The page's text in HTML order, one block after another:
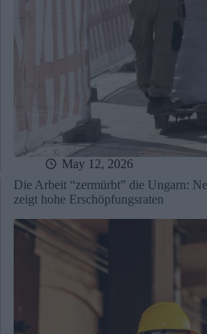
May 12, 2026
Die Arbeit “zermürbt” die Ungarn:
zeigt hohe Erschöpfungsraten